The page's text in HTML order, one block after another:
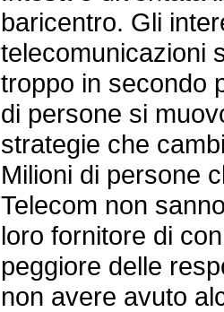
baricentro. Gli
telecomunicazioni
troppo in secondo
di persone si
strategie che
Milioni di persone
Telecom non
loro fornitore di
peggiore delle
non avere avuto